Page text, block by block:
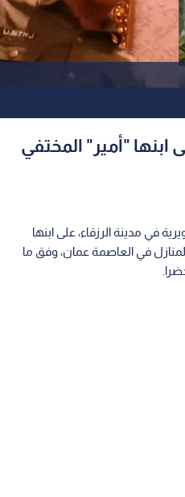
ابنها "أمير" المختفي
في مدينة الرزقاء، على ابنها
في العاصمة عمان، وفق ما